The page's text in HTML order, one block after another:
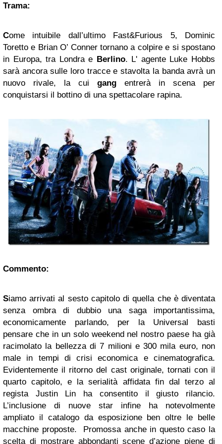
Trama:
Come intuibile dall’ultimo Fast&Furious 5, Dominic
Toretto e Brian O’ Conner tornano a colpire e si spostano
in Europa, tra Londra e Berlino. L' agente Luke Hobbs
sarà ancora sulle loro tracce e stavolta la banda avrà un
nuovo rivale, la cui gang entrerà in scena per
conquistarsi il bottino di una spettacolare rapina.
Commento:
Siamo arrivati al sesto capitolo di quella che è diventata
senza ombra di dubbio una saga importantissima,
economicamente parlando, per la Universal basti
pensare che in un solo weekend nel nostro paese ha già
racimolato la bellezza di 7 milioni e 300 mila euro, non
male in tempi di crisi economica e cinematografica.
Evidentemente il ritorno del cast originale, tornati con il
quarto capitolo, e la serialità affidata fin dal terzo al
regista Justin Lin ha consentito il giusto rilancio.
L’inclusione di nuove star infine ha notevolmente
ampliato il catalogo da esposizione ben oltre le belle
macchine proposte. Promossa anche in questo caso la
scelta di mostrare abbondanti scene d’azione piene di